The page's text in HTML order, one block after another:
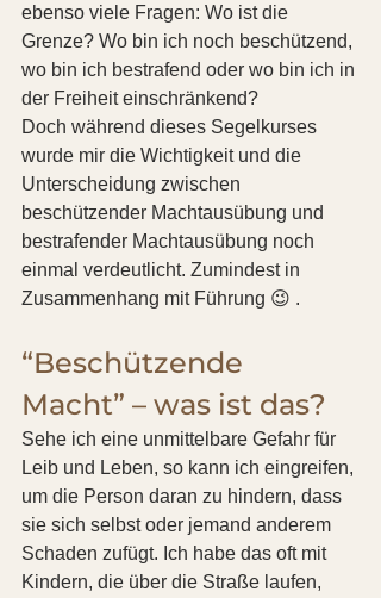
ebenso viele Fragen: Wo ist die
Grenze? Wo bin ich noch beschützend,
wo bin ich bestrafend oder wo bin ich in
der Freiheit einschränkend?
Doch während dieses Segelkurses
wurde mir die Wichtigkeit und die
Unterscheidung zwischen
beschützender Machtausübung und
bestrafender Machtausübung noch
einmal verdeutlicht. Zumindest in
Zusammenhang mit Führung 😉 .
“Beschützende
Macht” – was ist das?
Sehe ich eine unmittelbare Gefahr für
Leib und Leben, so kann ich eingreifen,
um die Person daran zu hindern, dass
sie sich selbst oder jemand anderem
Schaden zufügt. Ich habe das oft mit
Kindern, die über die Straße laufen,